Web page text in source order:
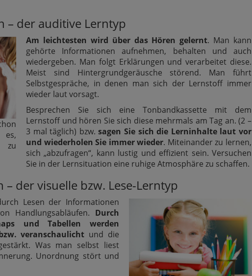
– der auditive Lerntyp
zu
Am leichtesten wird über das Hören gelernt. Man kann
gehörte Informationen aufnehmen, behalten und auch
wiedergeben. Man folgt Erklärungen und verarbeitet diese.
Meist sind Hintergrundgeräusche störend. Man führt
Selbstgespräche, in denen man sich der Lernstoff immer
wieder laut vorsagt.
Besprechen Sie sich eine Tonbandkassette mit dem
Lernstoff und hören Sie sich diese mehrmals am Tag an. (2 –
3 mal täglich) bzw.sagen Sie sich die Lerninhalte laut vor
und wiederholen Sie immer wieder. Miteinander zu lernen,
sich „abzufragen“, kann lustig und effizient sein. Versuchen
Sie in der Lernsituation eine ruhige Atmosphäre zu schaffen.
– der visuelle bzw. Lese-Lerntyp
Lesen der Informationen
Handlungsabläufen. Durch
und Tabellen werden
veranschaulicht und die
Was man selbst liest
Unordnung stört und